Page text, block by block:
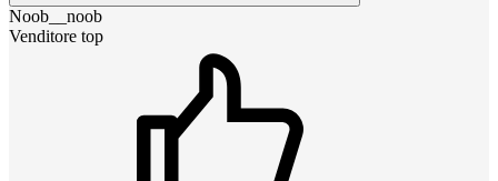
Noob__noob
Venditore top